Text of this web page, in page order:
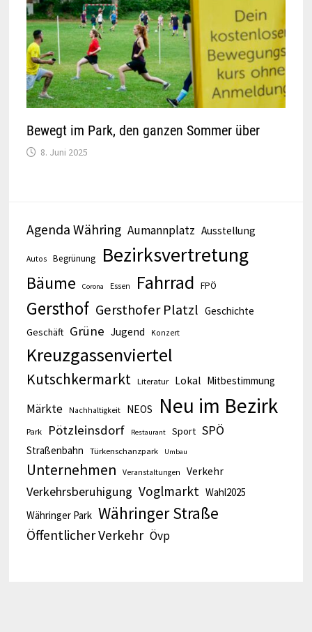
Bewegt im Park, den ganzen Sommer über
8. Juni 2025
Agenda Währing Aumannplatz Ausstellung
Autos Begrünung Bezirksvertretung
Bäume Corona Essen Fahrrad FPÖ
Gersthof Gersthofer Platzl Geschichte
Geschäft Grüne Jugend Konzert
Kreuzgassenviertel
Kutschkermarkt Literatur Lokal Mitbestimmung
Märkte Nachhaltigkeit NEOS Neu im Bezirk
Park Pötzleinsdorf Restaurant Sport SPÖ
Straßenbahn Türkenschanzpark Umbau
Unternehmen Veranstaltungen Verkehr
Verkehrsberuhigung Voglmarkt Wahl2025
Währinger Park Währinger Straße
Öffentlicher Verkehr Övp